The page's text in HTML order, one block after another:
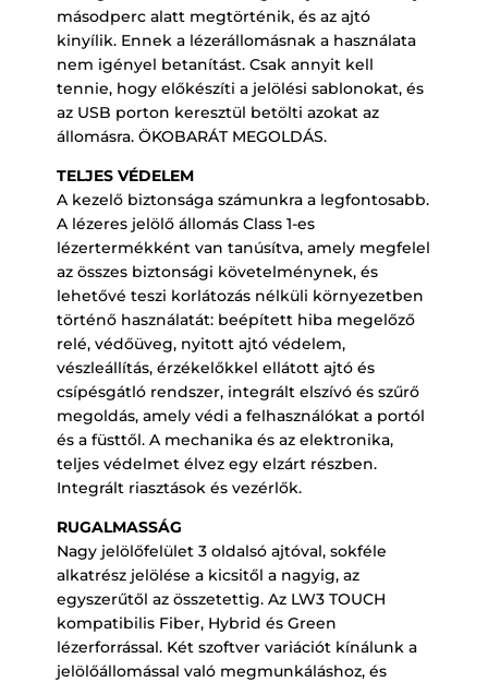
másodperc alatt megtörténik, és az ajtó
kinyílik. Ennek a lézerállomásnak a használata
nem igényel betanítást. Csak annyit kell
tennie, hogy előkészíti a jelölési sablonokat, és
az USB porton keresztül betölti azokat az
állomásra. ÖKOBARÁT MEGOLDÁS.
TELJES VÉDELEM
A kezelő biztonsága számunkra a legfontosabb.
A lézeres jelölő állomás Class 1-es
lézertermékként van tanúsítva, amely megfelel
az összes biztonsági követelménynek, és
lehetővé teszi korlátozás nélküli környezetben
történő használatát: beépített hiba megelőző
relé, védőüveg, nyitott ajtó védelem,
vészleállítás, érzékelőkkel ellátott ajtó és
csípésgátló rendszer, integrált elszívó és szűrő
megoldás, amely védi a felhasználókat a portól
és a füsttől. A mechanika és az elektronika,
teljes védelmet élvez egy elzárt részben.
Integrált riasztások és vezérlők.
RUGALMASSÁG
Nagy jelölőfelület 3 oldalsó ajtóval, sokféle
alkatrész jelölése a kicsitől a nagyig, az
egyszerűtől az összetettig. Az LW3 TOUCH
kompatibilis Fiber, Hybrid és Green
lézerforrással. Két szoftver variációt kínálunk a
jelölőállomással való megmunkáláshoz, és